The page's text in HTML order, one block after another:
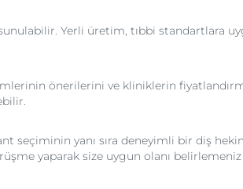
Yerli üretim, tıbbi standartlara
önerilerini ve kliniklerin
seçiminin yanı sıra deneyimli bir diş
yaparak size uygun olanı